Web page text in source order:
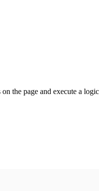
the page and execute a